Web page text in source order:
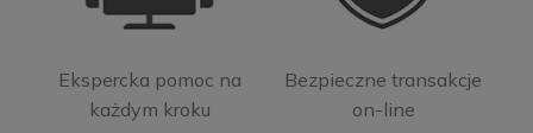
Ekspercka pomoc na
każdym kroku
Bezpieczne transakcje
on-line